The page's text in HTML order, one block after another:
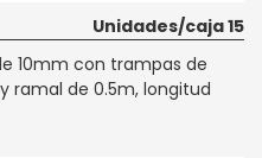
Unidades/caja 15
10mm con trampas de
ramal de 0.5m, longitud